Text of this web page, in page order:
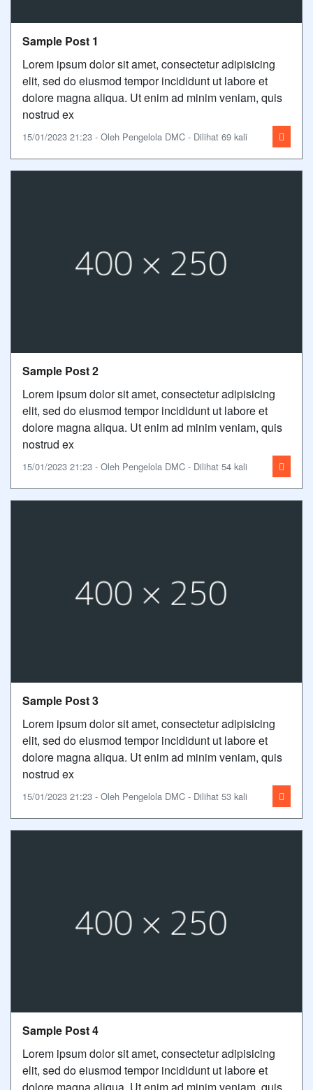
Sample Post 1
Lorem ipsum dolor sit amet, consectetur adipisicing
elit, sed do eiusmod tempor incididunt ut labore et
dolore magna aliqua. Ut enim ad minim veniam, quis
nostrud ex
15/01/2023 21:23 - Oleh Pengelola DMC - Dilihat 69 kali
Sample Post 2
Lorem ipsum dolor sit amet, consectetur adipisicing
elit, sed do eiusmod tempor incididunt ut labore et
dolore magna aliqua. Ut enim ad minim veniam, quis
nostrud ex
15/01/2023 21:23 - Oleh Pengelola DMC - Dilihat 54 kali
Sample Post 3
Lorem ipsum dolor sit amet, consectetur adipisicing
elit, sed do eiusmod tempor incididunt ut labore et
dolore magna aliqua. Ut enim ad minim veniam, quis
nostrud ex
15/01/2023 21:23 - Oleh Pengelola DMC - Dilihat 53 kali
Sample Post 4
Lorem ipsum dolor sit amet, consectetur adipisicing
elit, sed do eiusmod tempor incididunt ut labore et